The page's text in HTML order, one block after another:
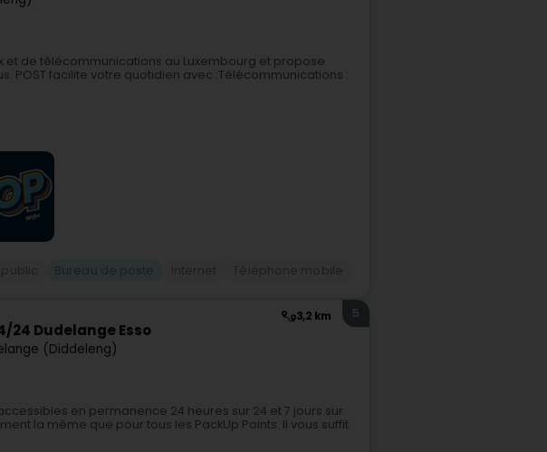
et de télécommunications au Luxembourg et propose
POST facilite votre quotidien avec :Télécommunications :
3,2 km
24 Dudelange Esso
(Diddeleng)
5
en permanence 24 heures sur 24 et 7 jours sur
la même que pour tous les PackUp Points. Il vous suffit